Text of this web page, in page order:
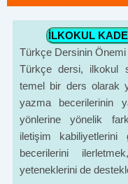
İLKOKUL
Türkçe Dersinin Önemi
Türkçe dersi, ilkokul
temel bir ders olarak
yazma becerilerinin
yönlerine yönelik
iletişim kabiliyetlerini
becerilerini
yeteneklerini de